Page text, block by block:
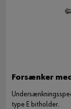
Forsænker
type E bitholder.